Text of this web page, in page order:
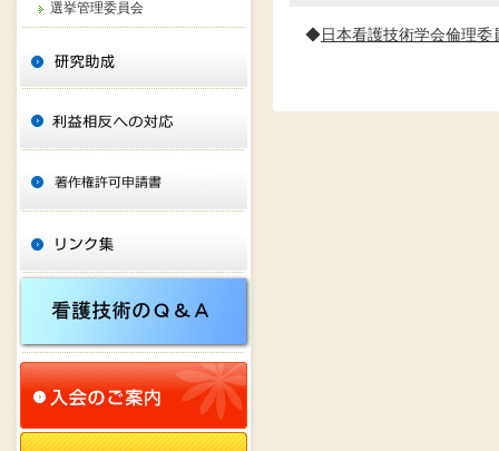
選挙管理委員会
◆ 日本看護技術学会倫理委